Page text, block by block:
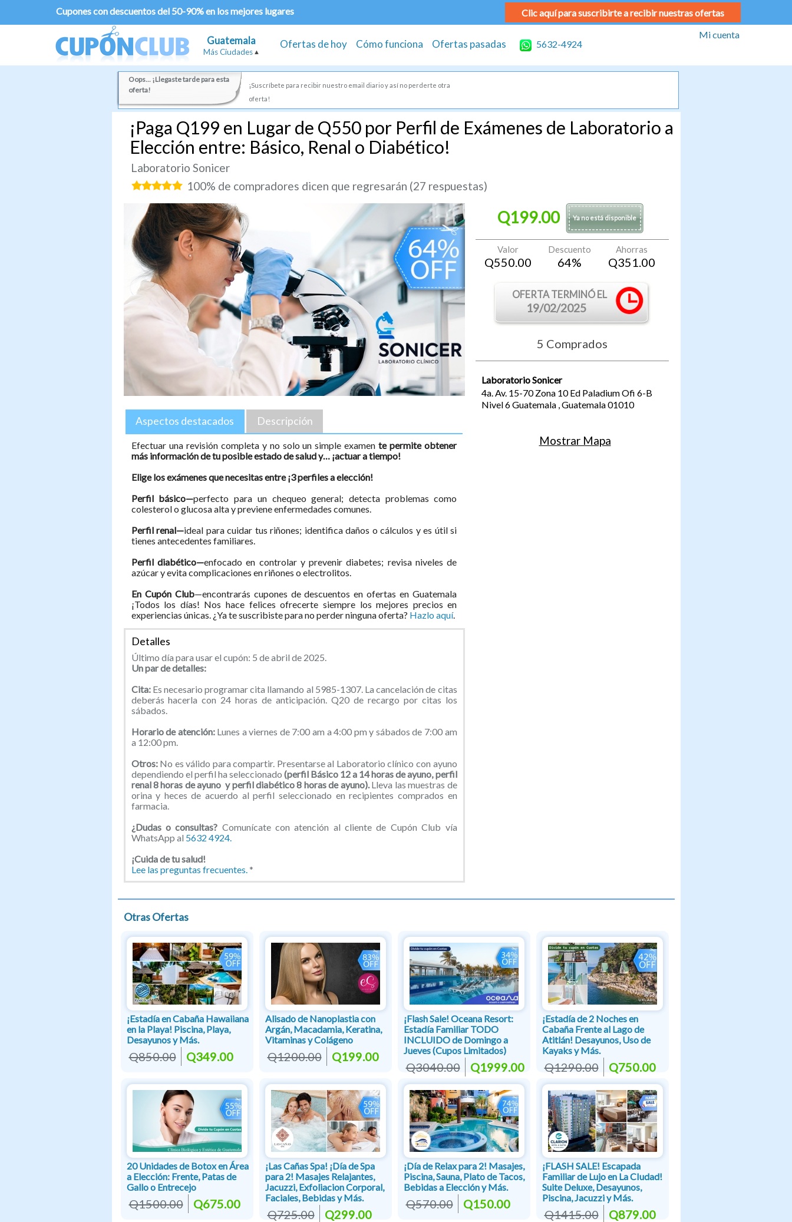
Cupones con descuentos del 50-90% en los mejores lugares Clic aquí para suscribirte a recibir nuestras ofertas
Guatemala
Más Ciudades
Ofertas de hoy Cómo funciona Ofertas pasadas 5632-4924
Mi cuenta
Oops... ¡Llegaste tarde para esta
oferta!
¡Suscríbete para recibir nuestro email diario y así no perderte otra
oferta!
¡Paga Q199 en Lugar de Q550 por Perfil de Exámenes de Laboratorio a
Elección entre: Básico, Renal o Diabético!
Laboratorio Sonicer
100% de compradores dicen que regresarán (27 respuestas)
Aspectos destacados Descripción
Efectuar una revisión completa y no solo un simple examente permite obtener
más información de tu posible estado de salud y… ¡actuar a tiempo!
Elige los exámenes que necesitas entre ¡3 perfiles a elección!
Perfil básico—perfecto para un chequeo general; detecta problemas como
colesterol o glucosa alta y previene enfermedades comunes.
Perfil renal—ideal para cuidar tus riñones; identifica daños o cálculos y es útil si
tienes antecedentes familiares.
Perfil diabético—enfocado en controlar y prevenir diabetes; revisa niveles de
azúcar y evita complicaciones en riñones o electrolitos.
En Cupón Club—encontrarás cupones de descuentos en ofertas en Guatemala
¡Todos los días! Nos hace felices ofrecerte siempre los mejores precios en
experiencias únicas. ¿Ya te suscribiste para no perder ninguna oferta? Hazlo aquí.
Detalles
Último día para usar el cupón: 5 de abril de 2025.
Un par de detalles:
Cita: Es necesario programar cita llamando al 5985-1307. La cancelación de citas
deberás hacerla con 24 horas de anticipación. Q20 de recargo por citas los
sábados.
Horario de atención: Lunes a viernes de 7:00 am a 4:00 pm y sábados de 7:00 am
a 12:00 pm.
Otros: No es válido para compartir. Presentarse al Laboratorio clínico con ayuno
dependiendo el perfil ha seleccionado (perfil Básico 12 a 14 horas de ayuno, perfil
renal 8 horas de ayuno y perfil diabético 8 horas de ayuno).Lleva las muestras de
orina y heces de acuerdo al perfil seleccionado en recipientes comprados en
farmacia.
¿Dudas o consultas? Comunícate con atención al cliente de Cupón Club vía
WhatsApp al 5632 4924.
¡Cuida de tu salud!
Lee las preguntas frecuentes.*
Q199.00 Ya no está disponible
Valor
Q550.00
Descuento
64%
Ahorras
Q351.00
OFERTA TERMINÓ EL
19/02/2025
5 Comprados
Laboratorio Sonicer
4a. Av. 15-70 Zona 10 Ed Paladium Ofi 6-B
Nivel 6Guatemala,Guatemala01010
Mostrar Mapa
Otras Ofertas
¡Estadía en Cabaña Hawaiiana
en la Playa! Piscina, Playa,
Desayunos y Más.
Q850.00 Q349.00
Alisado de Nanoplastia con
Argán, Macadamia, Keratina,
Vitaminas y Colágeno
Q1200.00 Q199.00
¡Flash Sale! Oceana Resort:
Estadía Familiar TODO
INCLUIDO de Domingo a
Jueves (Cupos Limitados)
Q3040.00 Q1999.00
¡Estadía de 2 Noches en
Cabaña Frente al Lago de
Atitlán! Desayunos, Uso de
Kayaks y Más.
Q1290.00 Q750.00
20 Unidades de Botox en Área
a Elección: Frente, Patas de
Gallo o Entrecejo
Q1500.00 Q675.00
¡Las Cañas Spa! ¡Día de Spa
para 2! Masajes Relajantes,
Jacuzzi, Exfoliacion Corporal,
Faciales, Bebidas y Más.
Q725.00 Q299.00
¡Día de Relax para 2! Masajes,
Piscina, Sauna, Plato de Tacos,
Bebidas a Elección y Más.
Q570.00 Q150.00
¡FLASH SALE! Escapada
Familiar de Lujo en La CIudad!
Suite Deluxe, Desayunos,
Piscina, Jacuzzi y Más.
Q1415.00 Q879.00